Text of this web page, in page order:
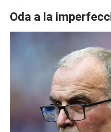
Oda a la